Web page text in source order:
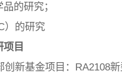
的研究；
）的研究
目
新基金项目：RA2108